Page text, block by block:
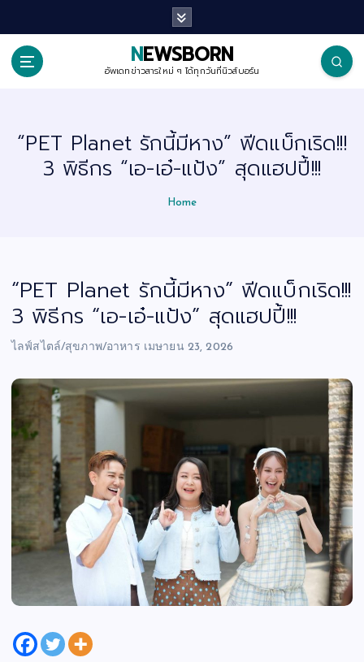
i
NEWSBORN
อัพเดทข่าวสารใหม่ ๆ ได้ทุกวันที่นิวส์บอร์น
“PET Planet รักนี้มีหาง” ฟีดแบ็กเริด!!!
3 พิธีกร “เอ-เอ๋-แป้ง” สุดแฮปปี้!!!
Home
“PET Planet รักนี้มีหาง” ฟีดแบ็กเริด!!!
3 พิธีกร “เอ-เอ๋-แป้ง” สุดแฮปปี้!!!
ไลฟ์สไตล์/สุขภาพ/อาหาร เมษายน 23, 2026